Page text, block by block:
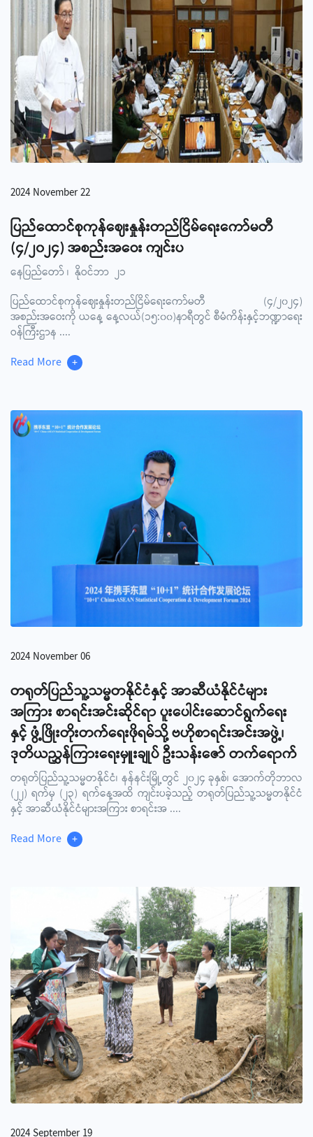
2024 November 22
ပြည်ထောင်စုကုန်ဈေးနှုန်းတည်ငြိမ်ရေးကော်မတီ
(၄/၂၀၂၄) အစည်းအဝေး ကျင်းပ
နေပြည်တော် ၊ နိုဝင်ဘာ ၂၁
ပြည်ထောင်စုကုန်ဈေးနှုန်းတည်ငြိမ်ရေးကော်မတီ (၄/၂၀၂၄)
အစည်းအဝေးကို ယနေ့ နေ့လယ်(၁၅:၀၀)နာရီတွင် စီမံကိန်းနှင့်ဘဏ္ဍာရေး
ဝန်ကြီးဌာန ....
Read More +
2024 November 06
တရုတ်ပြည်သူ့သမ္မတနိုင်ငံနှင့် အာဆီယံနိုင်ငံများ
အကြား စာရင်းအင်းဆိုင်ရာ ပူးပေါင်းဆောင်ရွက်ရေး
နှင့် ဖွံ့ဖြိုးတိုးတက်ရေးဖိုရမ်သို့ ဗဟိုစာရင်းအင်းအဖွဲ့၊
ဒုတိယညွှန်ကြားရေးမှူးချုပ် ဦးသန်းဇော် တက်ရောက်
တရုတ်ပြည်သူ့သမ္မတနိုင်ငံ၊ နန်နင်းမြို့တွင် ၂၀၂၄ ခုနှစ်၊ အောက်တိုဘာလ
(၂၂) ရက်မှ (၂၃) ရက်နေ့အထိ ကျင်းပခဲ့သည့် တရုတ်ပြည်သူ့သမ္မတနိုင်ငံ
နှင့် အာဆီယံနိုင်ငံများအကြား စာရင်းအ ....
Read More +
2024 September 19